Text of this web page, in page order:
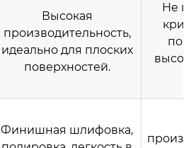
Высокая
производительность,
идеально для плоских
поверхностей.
Не
Финишная шлифовка,